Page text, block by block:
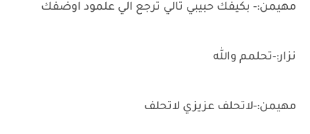
مهيمن:- بكيفك حبيبي تالي ترجع الي علمود اوضفك
نزار:-تحلمم والله
مهيمن:-لاتحلف عزيزي لاتحلف